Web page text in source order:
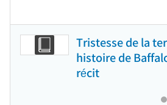
Tristesse de la
histoire de
récit